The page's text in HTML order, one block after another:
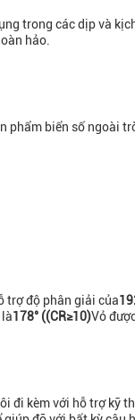
trong các dịp và
hảo.
phẩm biển số ngoài
trợ độ phân giải của
178° ((CR≥10)Vỏ
đi kèm với hỗ trợ kỹ